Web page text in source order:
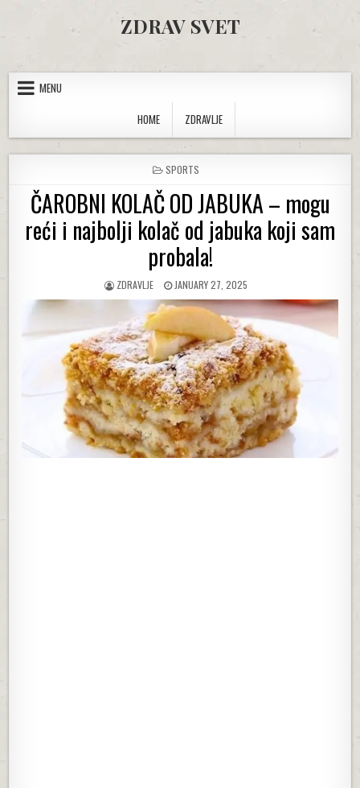
ZDRAV SVET
MENU
HOME
ZDRAVLJE
POSTED IN
SPORTS
ČAROBNI KOLAČ OD JABUKA – mogu
reći i najbolji kolač od jabuka koji sam
probala!
AUTHOR:
ZDRAVLJE PUBLISHED DATE:
JANUARY 27, 2025